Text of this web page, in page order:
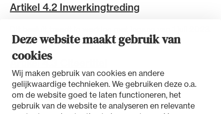
Deze website maakt gebruik van
cookies
Wij maken gebruik van cookies en andere
gelijkwaardige technieken. We gebruiken deze o.a.
om de website goed te laten functioneren, het
gebruik van de website te analyseren en relevante
Artikel 4.2 Inwerkingtreding
Artikel 4.3 Citeertitel
Dit besluit wordt aangehaald als: Besluit mandaat,
volmacht en machtiging NOvA.
Van de Advocatenwet tot de Verordening op
de advocatuur (Voda) en de Regeling op de